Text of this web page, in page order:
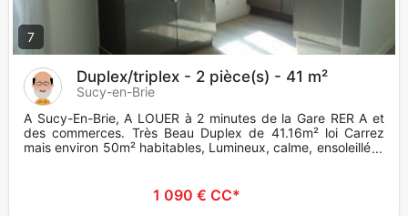
7
Duplex/triplex - 2 pièce(s) - 41 m²
Sucy-en-Brie
A Sucy-En-Brie, A LOUER à 2 minutes de la Gare RER A et
des commerces. Très Beau Duplex de 41.16m² loi Carrez
mais environ 50m² habitables, Lumineux, calme, ensoleillé, Il
1 090 € CC*